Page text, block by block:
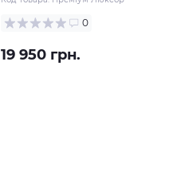
0
19 950 грн.